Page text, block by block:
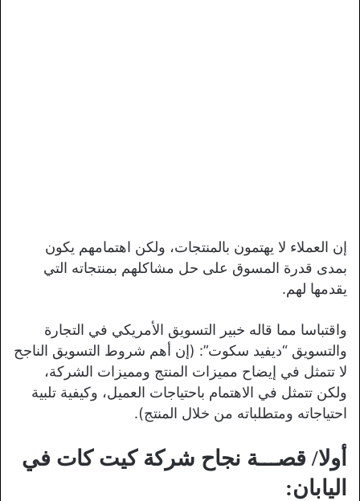
إن العملاء لا يهتمون بالمنتجات، ولكن اهتمامهم يكون
بمدى قدرة المسوق على حل مشاكلهم بمنتجاته التي
يقدمها لهم.
واقتباسا مما قاله خبير التسويق الأمريكي في التجارة
والتسويق “ديفيد سكوت”: (إن أهم شروط التسويق الناجح
لا تتمثل في إيضاح مميزات المنتج ومميزات الشركة،
ولكن تتمثل في الاهتمام باحتياجات العميل، وكيفية تلبية
احتياجاته ومتطلباته من خلال المنتج).
أولا/ قصـــة نجاح شركة كيت كات في
اليابان: